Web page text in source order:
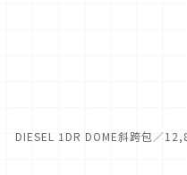
DIESEL 1DR DOME斜跨包／